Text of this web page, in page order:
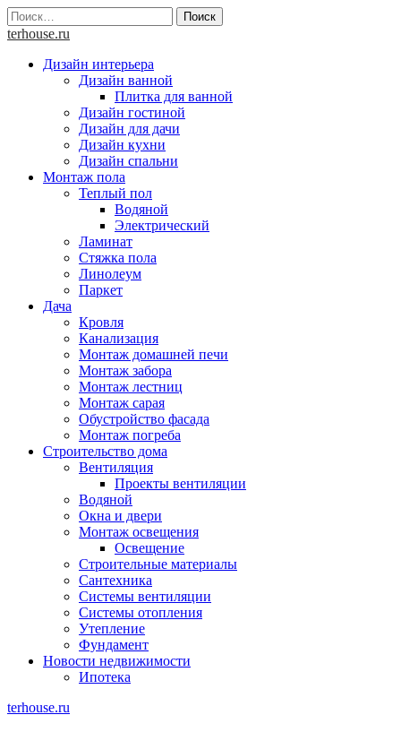
Skip
to
Найти:
terhouse.ru
Дизайн интерьера
Дизайн ванной
Плитка для ванной
Дизайн гостиной
Дизайн для дачи
Дизайн кухни
Дизайн спальни
Монтаж пола
Теплый пол
Водяной
Электрический
Ламинат
Стяжка пола
Линолеум
Паркет
Дача
Кровля
Канализация
Монтаж домашней печи
Монтаж забора
Монтаж лестниц
Монтаж сарая
Обустройство фасада
Монтаж погреба
Строительство дома
Вентиляция
Проекты вентиляции
Водяной
Окна и двери
Монтаж освещения
Освещение
Строительные материалы
Сантехника
Системы вентиляции
Системы отопления
Утепление
Фундамент
Новости недвижимости
Ипотека
terhouse.ru